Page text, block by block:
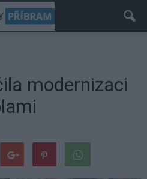
modernizaci